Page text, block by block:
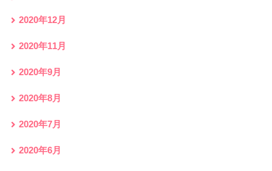
2020年12月
2020年11月
2020年9月
2020年8月
2020年7月
2020年6月